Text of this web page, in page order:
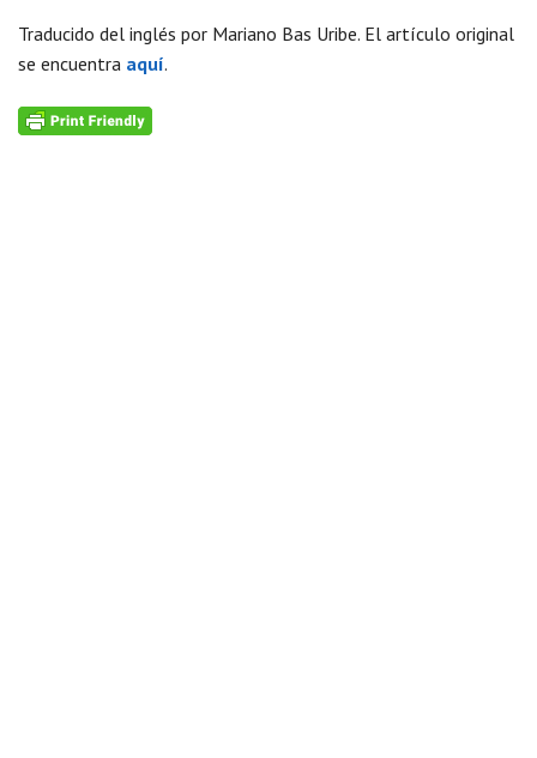
Traducido del inglés por Mariano Bas Uribe. El artículo original
se encuentra aquí.